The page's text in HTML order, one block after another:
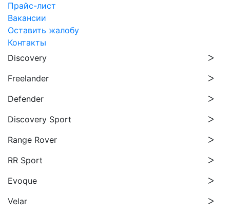
Прайс-лист
Вакансии
Оставить жалобу
Контакты
Discovery
Freelander
Defender
Discovery Sport
Range Rover
RR Sport
Evoque
Velar